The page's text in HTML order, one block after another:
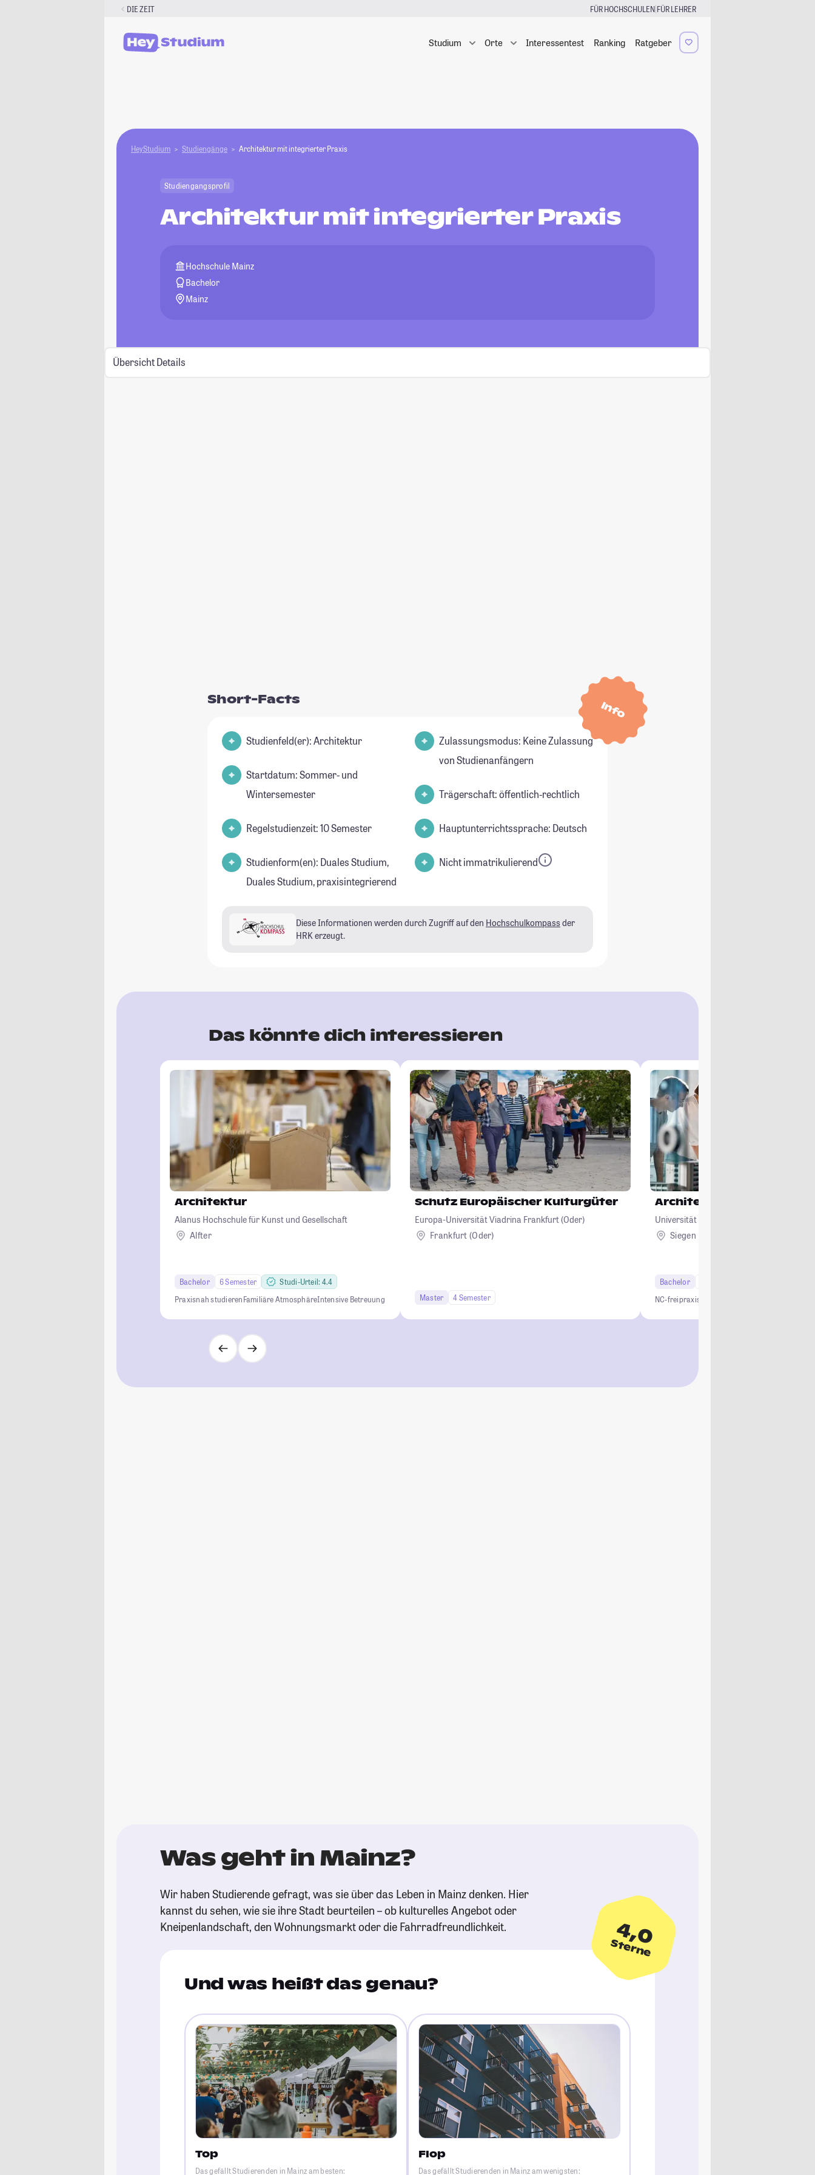
DIE ZEIT FÜR HOCHSCHULEN|FÜR LEHRER
Studium Orte Interessentest Ranking Ratgeber
HeyStudium Studiengänge Architektur mit integrierter Praxis
Studiengangsprofil
Architektur mit integrierter Praxis
Hochschule Mainz
Bachelor
Mainz
Übersicht Details
Info
Short-Facts
Studienfeld(er): Architektur
Startdatum: Sommer- und
Wintersemester
Regelstudienzeit: 10 Semester
Studienform(en): Duales Studium,
Duales Studium, praxisintegrierend
Zulassungsmodus: Keine Zulassung
von Studienanfängern
Trägerschaft: öffentlich-rechtlich
Hauptunterrichtssprache: Deutsch
Nicht immatrikulierend
Diese Informationen werden durch Zugriff auf den Hochschulkompass der
HRK erzeugt.
Das könnte dich interessieren
Architektur
Alanus Hochschule für Kunst und Gesellschaft
Alfter
Bachelor 6 Semester
Studi-Urteil: 4.4
Praxisnah studierenFamiliäre AtmosphäreIntensive Betreuung
Schutz Europäischer Kulturgüter
Europa-Universität Viadrina Frankfurt (Oder)
Frankfurt (Oder)
Master 4 Semester
Architektur
Universität Siegen
Siegen
Bachelor
NC-freipraxisnah
Was geht in Mainz?
Wir haben Studierende gefragt, was sie über das Leben in Mainz denken. Hier
kannst du sehen, wie sie ihre Stadt beurteilen – ob kulturelles Angebot oder
Kneipenlandschaft, den Wohnungsmarkt oder die Fahrradfreundlichkeit.
4,0
Sterne
Und was heißt das genau?
Top
Das gefällt Studierenden in Mainz am besten:
Flop
Das gefällt Studierenden in Mainz am wenigsten: